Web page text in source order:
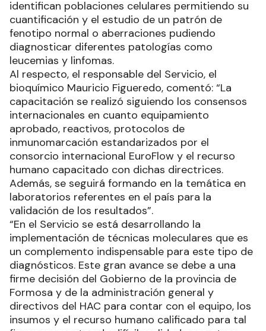
identifican poblaciones celulares permitiendo su
cuantificación y el estudio de un patrón de
fenotipo normal o aberraciones pudiendo
diagnosticar diferentes patologías como
leucemias y linfomas.
Al respecto, el responsable del Servicio, el
bioquímico Mauricio Figueredo, comentó: “La
capacitación se realizó siguiendo los consensos
internacionales en cuanto equipamiento
aprobado, reactivos, protocolos de
inmunomarcación estandarizados por el
consorcio internacional EuroFlow y el recurso
humano capacitado con dichas directrices.
Además, se seguirá formando en la temática en
laboratorios referentes en el país para la
validación de los resultados”.
“En el Servicio se está desarrollando la
implementación de técnicas moleculares que es
un complemento indispensable para este tipo de
diagnósticos. Este gran avance se debe a una
firme decisión del Gobierno de la provincia de
Formosa y de la administración general y
directivos del HAC para contar con el equipo, los
insumos y el recurso humano calificado para tal